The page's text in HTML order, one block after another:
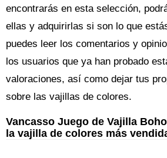
encontrarás en esta selección,
ellas y adquirirlas si son lo que
puedes leer los comentarios y
los usuarios que ya han probado
valoraciones, así como dejar tus
sobre las vajillas de colores.
Vancasso Juego de Vajilla
la vajilla de colores más